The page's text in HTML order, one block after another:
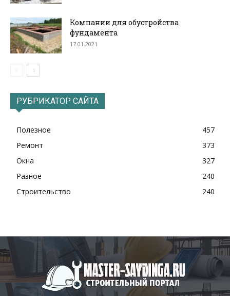
Компании для обустройства
фундамента
17.01.2021
РУБРИКАТОР САЙТА
Полезное
457
Ремонт
373
Окна
327
Разное
240
Строительство
240